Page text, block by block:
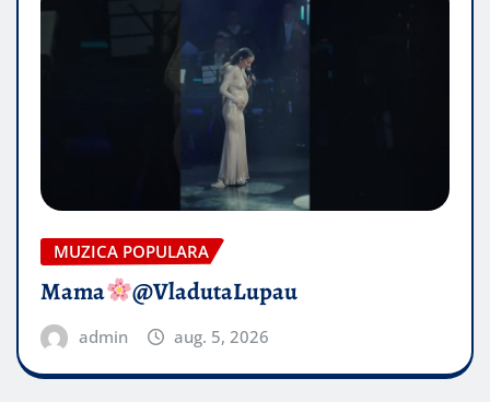
MUZICA POPULARA
Mama @VladutaLupau
admin aug. 5, 2026